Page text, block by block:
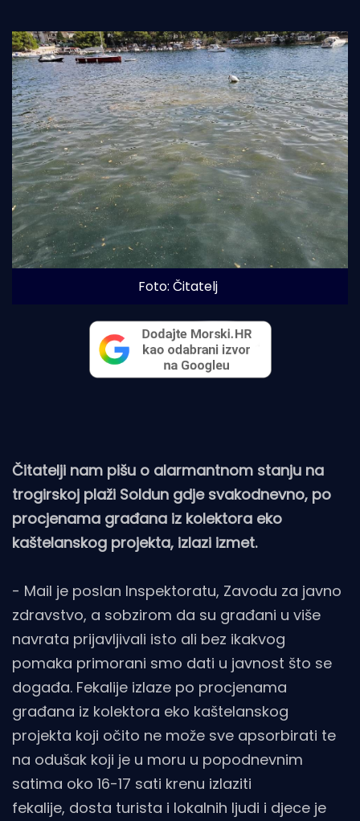
Foto: Čitatelj
Čitatelji nam pišu o alarmantnom stanju na
trogirskoj plaži Soldun gdje svakodnevno, po
procjenama građana iz kolektora eko
kaštelanskog projekta, izlazi izmet.
- Mail je poslan Inspektoratu, Zavodu za javno
zdravstvo, a sobzirom da su građani u više
navrata prijavljivali isto ali bez ikakvog
pomaka primorani smo dati u javnost što se
događa. Fekalije izlaze po procjenama
građana iz kolektora eko kaštelanskog
projekta koji očito ne može sve apsorbirati te
na odušak koji je u moru u popodnevnim
satima oko 16-17 sati krenu izlaziti
fekalije, dosta turista i lokalnih ljudi i djece je